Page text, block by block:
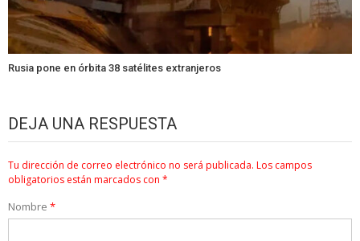
Rusia pone en órbita 38 satélites extranjeros
DEJA UNA RESPUESTA
Tu dirección de correo electrónico no será publicada. Los campos
obligatorios están marcados con *
Nombre *